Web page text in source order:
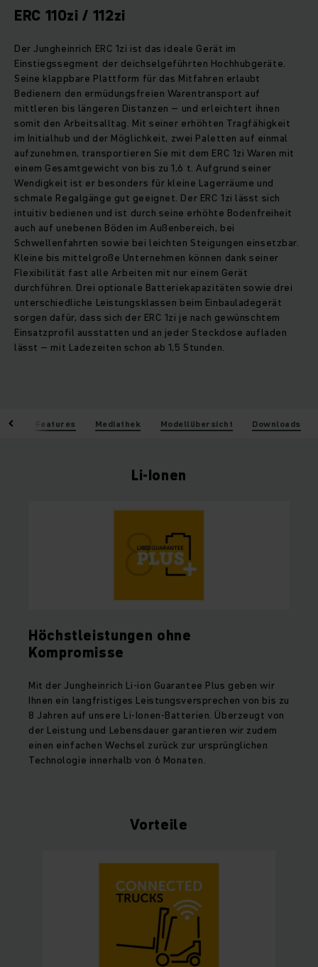
ERC 110zi / 112zi
Der Jungheinrich ERC 1zi ist das ideale Gerät im
Einstiegssegment der deichselgeführten Hochhubgeräte.
Seine klappbare Plattform für das Mitfahren erlaubt
Bedienern den ermüdungsfreien Warentransport auf
mittleren bis längeren Distanzen – und erleichtert ihnen
somit den Arbeitsalltag. Mit seiner erhöhten Tragfähigkeit
im Initialhub und der Möglichkeit, zwei Paletten auf einmal
aufzunehmen, transportieren Sie mit dem ERC 1zi Waren mit
einem Gesamtgewicht von bis zu 1,6 t. Aufgrund seiner
Wendigkeit ist er besonders für kleine Lagerräume und
schmale Regalgänge gut geeignet. Der ERC 1zi lässt sich
intuitiv bedienen und ist durch seine erhöhte Bodenfreiheit
auch auf unebenen Böden im Außenbereich, bei
Schwellenfahrten sowie bei leichten Steigungen einsetzbar.
Kleine bis mittelgroße Unternehmen können dank seiner
Flexibilität fast alle Arbeiten mit nur einem Gerät
durchführen. Drei optionale Batteriekapazitäten sowie drei
unterschiedliche Leistungsklassen beim Einbauladegerät
sorgen dafür, dass sich der ERC 1zi je nach gewünschtem
Einsatzprofil ausstatten und an jeder Steckdose aufladen
lässt – mit Ladezeiten schon ab 1,5 Stunden.
Features Mediathek Modellübersicht Downloads
Li-Ionen
Höchstleistungen ohne
Kompromisse
Mit der Jungheinrich Li-ion Guarantee Plus geben wir
Ihnen ein langfristiges Leistungsversprechen von bis zu
8 Jahren auf unsere Li-Ionen-Batterien. Überzeugt von
der Leistung und Lebensdauer garantieren wir zudem
einen einfachen Wechsel zurück zur ursprünglichen
Technologie innerhalb von 6 Monaten.
Vorteile